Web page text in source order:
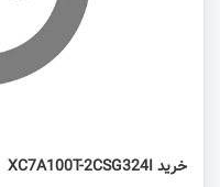
خرید XC7A100T-2CSG324I